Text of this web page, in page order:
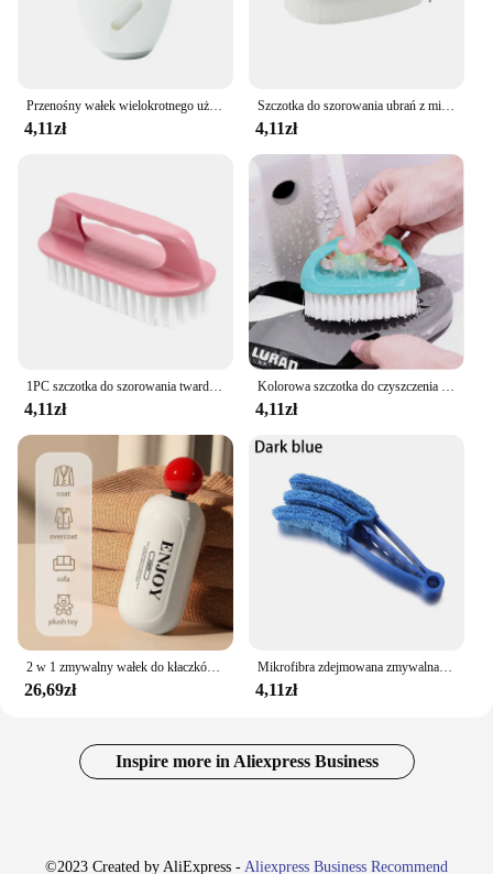
Przenośny wałek wielokrotnego użytku do usuwania sierści zwierząt domowych Eliminator kurzu Szczotka do włosów Lepki przenośny żel do usuwania kłaczków z łupka
4,11zł
Szczotka do szorowania ubrań z miękkiego futra Wielofunkcyjna szczotka do butów Gospodarstwo domowe Minimalistyczny plastikowy uchwyt Szczotka do prania Środki czyszczące
4,11zł
1PC szczotka do szorowania twarde włosie ubrania do prania buty szczotka do szorowania przenośna plastikowa szczotka do czyszczenia rąk kuchnia łazienka
4,11zł
Kolorowa szczotka do czyszczenia gospodarstwa domowego wielofunkcyjne narzędzie do czyszczenia w kształcie jajka trwała miękka szczotka do ubrań do butów w łazience
4,11zł
2 w 1 zmywalny wałek do kłaczków wielofunkcyjny przenośny wełniany sweter depilator zmywalny wałek naklejka kolektor włosów szczotka dla zwierząt
26,69zł
Mikrofibra zdejmowana zmywalna szczotka do czyszczenia klips do kurzu domowego okno pozostawia rolety narzędzie weneckie okno niewidomych Duster
4,11zł
Inspire more in Aliexpress Business
©2023 Created by AliExpress - Aliexpress Business Recommend